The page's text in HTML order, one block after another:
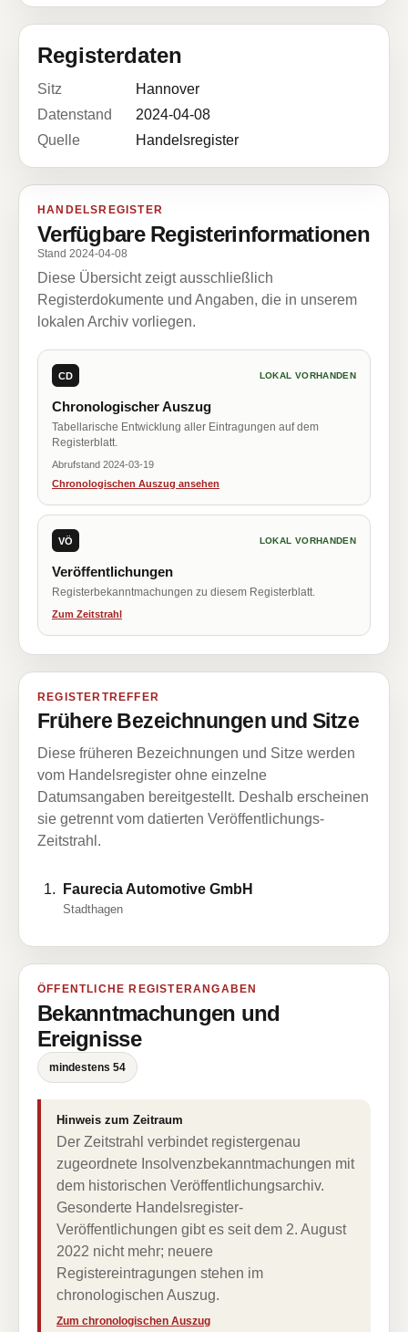
Registerdaten
Sitz
Hannover
Datenstand
2024-04-08
Quelle
Handelsregister
HANDELSREGISTER
Verfügbare Registerinformationen
Stand 2024-04-08
Diese Übersicht zeigt ausschließlich
Registerdokumente und Angaben, die in unserem
lokalen Archiv vorliegen.
CD LOKAL VORHANDEN
Chronologischer Auszug
Tabellarische Entwicklung aller Eintragungen auf dem
Registerblatt.
Abrufstand 2024-03-19
Chronologischen Auszug ansehen
VÖ LOKAL VORHANDEN
Veröffentlichungen
Registerbekanntmachungen zu diesem Registerblatt.
Zum Zeitstrahl
REGISTERTREFFER
Frühere Bezeichnungen und Sitze
Diese früheren Bezeichnungen und Sitze werden
vom Handelsregister ohne einzelne
Datumsangaben bereitgestellt. Deshalb erscheinen
sie getrennt vom datierten Veröffentlichungs-
Zeitstrahl.
Faurecia Automotive GmbH
Stadthagen
ÖFFENTLICHE REGISTERANGABEN
Bekanntmachungen und
Ereignisse
mindestens 54
Hinweis zum Zeitraum
Der Zeitstrahl verbindet registergenau
zugeordnete Insolvenzbekanntmachungen mit
dem historischen Veröffentlichungsarchiv.
Gesonderte Handelsregister-
Veröffentlichungen gibt es seit dem 2. August
2022 nicht mehr; neuere
Registereintragungen stehen im
chronologischen Auszug.
Zum chronologischen Auszug